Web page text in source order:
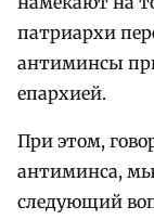
патриархи
антиминсы
епархией.
При этом,
антиминса,
следующий